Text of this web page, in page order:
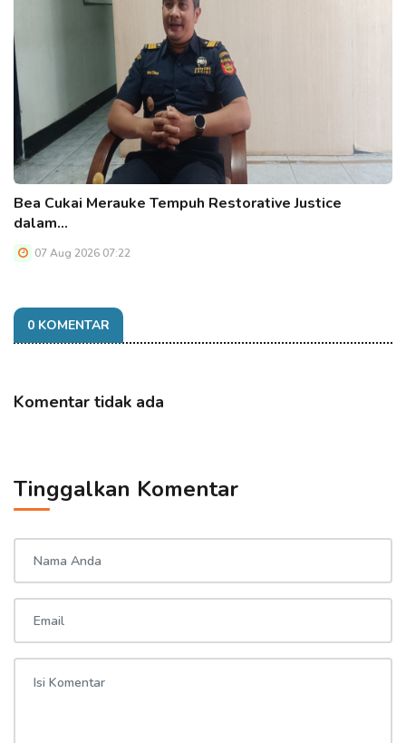
Bea Cukai Merauke Tempuh Restorative Justice
dalam…
07 Aug 2026 07:22
0 KOMENTAR
Komentar tidak ada
Tinggalkan Komentar